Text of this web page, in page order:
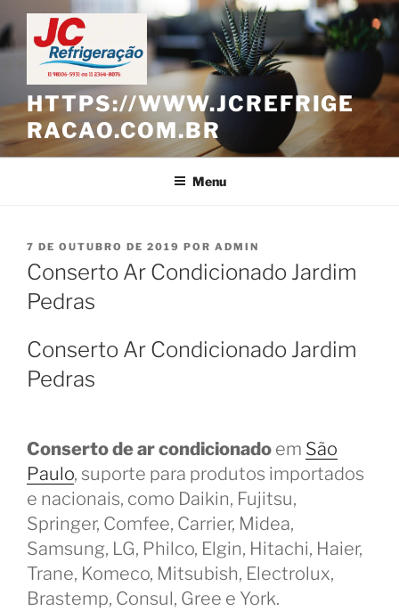
Pular
para
o
conteúdo
HTTPS://WWW.JCREFRIGE
RACAO.COM.BR
Menu
PUBLICADO
EM
7 DE OUTUBRO DE 2019 POR ADMIN
Conserto Ar Condicionado Jardim
Pedras
Conserto Ar Condicionado Jardim
Pedras
Conserto de ar condicionado em São
Paulo, suporte para produtos importados
e nacionais, como Daikin, Fujitsu,
Springer, Comfee, Carrier, Midea,
Samsung, LG, Philco, Elgin, Hitachi, Haier,
Trane, Komeco, Mitsubish, Electrolux,
Brastemp, Consul, Gree e York.